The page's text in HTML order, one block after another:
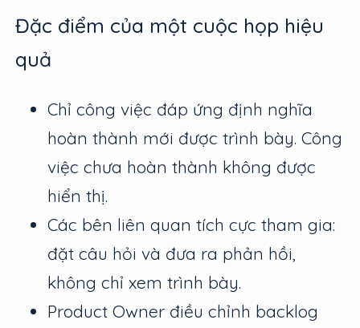
Đặc điểm của một cuộc họp hiệu
quả
Chỉ công việc đáp ứng định nghĩa
hoàn thành mới được trình bày. Công
việc chưa hoàn thành không được
hiển thị.
Các bên liên quan tích cực tham gia:
đặt câu hỏi và đưa ra phản hồi,
không chỉ xem trình bày.
Product Owner điều chỉnh backlog